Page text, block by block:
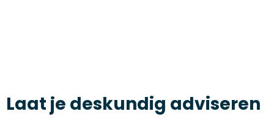
Laat je deskundig adviseren